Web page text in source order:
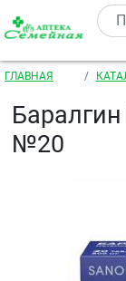
Перейти к
Строка
ГЛАВНАЯ
№20